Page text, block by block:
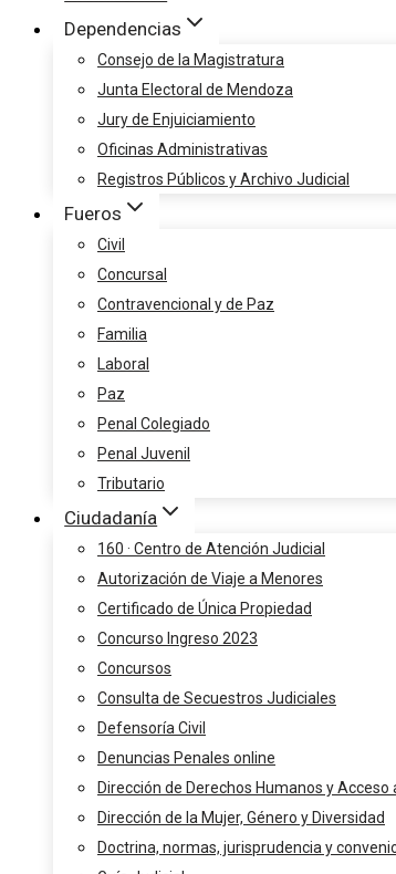
Dependencias
Consejo de la Magistratura
Junta Electoral de Mendoza
Jury de Enjuiciamiento
Oficinas Administrativas
Registros Públicos y Archivo Judicial
Fueros
Civil
Concursal
Contravencional y de Paz
Familia
Laboral
Paz
Penal Colegiado
Penal Juvenil
Tributario
Ciudadanía
160 · Centro de Atención Judicial
Autorización de Viaje a Menores
Certificado de Única Propiedad
Concurso Ingreso 2023
Concursos
Consulta de Secuestros Judiciales
Defensoría Civil
Denuncias Penales online
Dirección de Derechos Humanos y Acceso
Dirección de la Mujer, Género y Diversidad
Doctrina, normas, jurisprudencia y